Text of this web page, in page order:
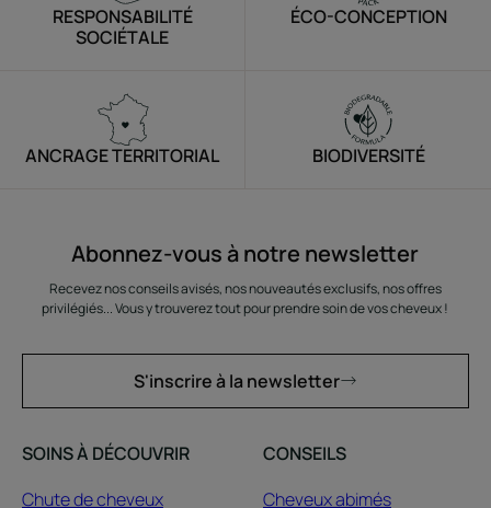
RESPONSABILITÉ
SOCIÉTALE
ÉCO-CONCEPTION
ANCRAGE TERRITORIAL BIODIVERSITÉ
Abonnez-vous à notre newsletter
Recevez nos conseils avisés, nos nouveautés exclusifs, nos offres
privilégiés... Vous y trouverez tout pour prendre soin de vos cheveux !
S'inscrire à la newsletter
SOINS À DÉCOUVRIR
Chute de cheveux
CONSEILS
Cheveux abimés